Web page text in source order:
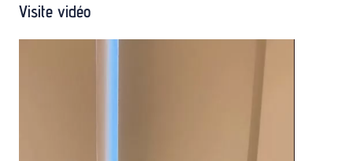
Visite vidéo